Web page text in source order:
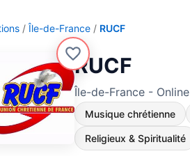
Île-de-France RUCF
RUCF
Île-de-France - Online
Musique chrétienne
Religieux & Spiritualité